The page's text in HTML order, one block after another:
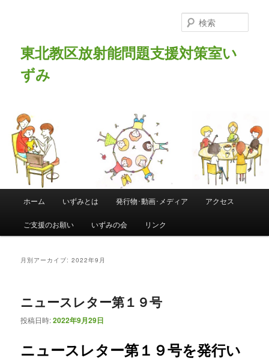
東北教区放射能問題支援対策室い
ずみ
索
メインコンテンツへ移動
サブコンテンツへ移動
ホーム いずみとは 発行物･動画･メディア アクセス
ご支援のお願い いずみの会 リンク
月別アーカイブ:2022年9月
ニュースレター第１９号
投稿日時:2022年9月29日
ニュースレター第１９号を発行い